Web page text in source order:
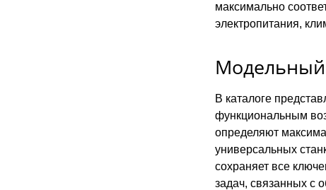
максимально
электропитания,
Модельный
В каталоге
функциональным
определяют
универсальных
сохраняет все
задач, связанных с